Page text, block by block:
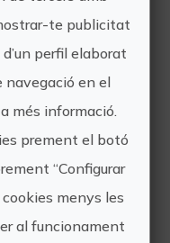
Busseig en vaixells enfonsats a Sagunt
a -35
Sagunt, el
realitzar
o tècnica en
pel submarí
anys...
te publicitat
perfil elaborat
navegació en el
més informació.
prement el botó
“Configurar
menys les
al funcionament